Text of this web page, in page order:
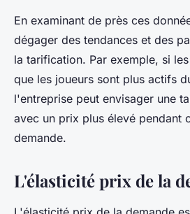
En examinant de près ces
dégager des tendances et des
la tarification. Par exemple, si
que les joueurs sont plus actifs
l'entreprise peut envisager une
avec un prix plus élevé pendant
demande.
L'élasticité prix de la